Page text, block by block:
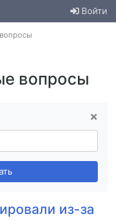
Войти
вопросы
×
из-за